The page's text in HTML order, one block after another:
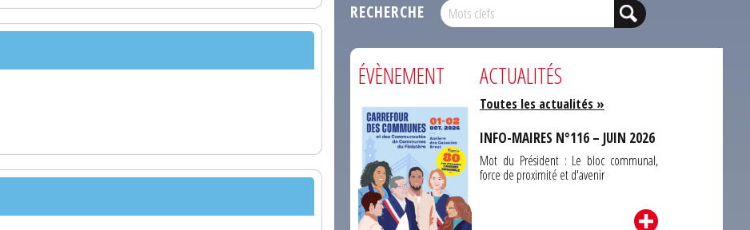
RECHERCHE
ÉVÈNEMENT ACTUALITÉS
Toutes les actualités »
INFO-MAIRES N°116 – JUIN 2026
Mot du Président : Le bloc communal,
force de proximité et d'avenir